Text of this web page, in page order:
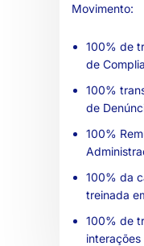
Movimento:
100% de
de
100%
de
100%
100% da
treinada
100% de